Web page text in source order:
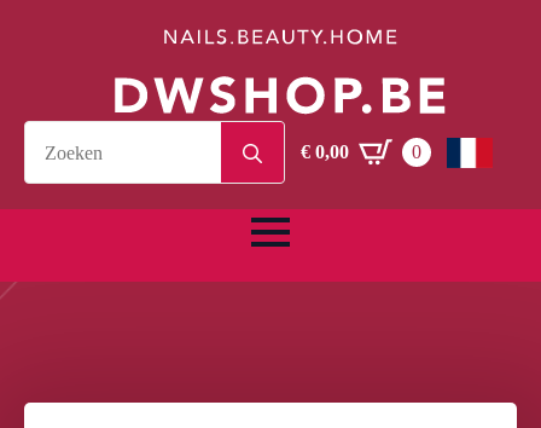
for:€0,00 0